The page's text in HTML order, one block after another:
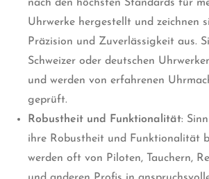
nach den höchsten Standards für
Uhrwerke hergestellt und zeichnen
Präzision und Zuverlässigkeit aus.
Schweizer oder deutschen
und werden von erfahrenen
geprüft.
Robustheit und Funktionalität:
ihre Robustheit und Funktionalität
werden oft von Piloten, Tauchern,